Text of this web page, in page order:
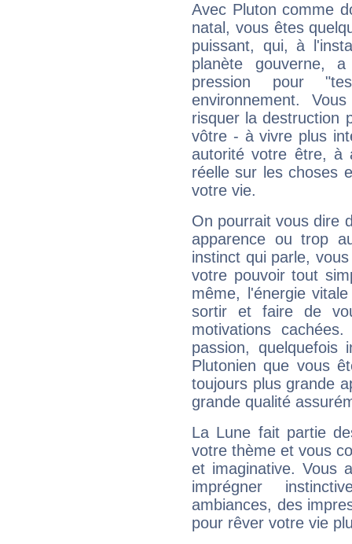
Avec Pluton comme
natal, vous êtes
puissant, qui, à
planète gouverne,
pression pour
environnement.
risquer la destruction
vôtre - à vivre plus
autorité votre être, à
réelle sur les choses
votre vie.
On pourrait vous dire
apparence ou trop
instinct qui parle,
votre pouvoir tout
même, l'énergie
sortir et faire de
motivations
passion, quelquefois
Plutonien que vous
toujours plus grande
grande qualité
La Lune fait partie
votre thème et vous
et imaginative. Vous
imprégner
ambiances, des
pour rêver votre vie